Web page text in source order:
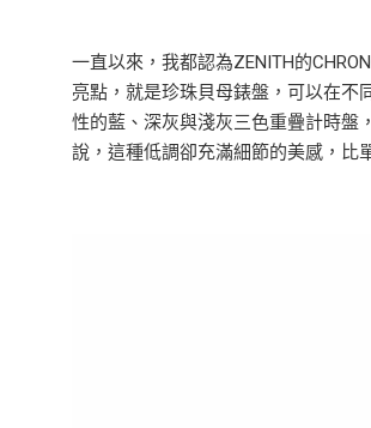
一直以來，我都認為ZENITH的
亮點，就是珍珠貝母錶盤，可以在不
性的藍、深灰與淺灰三色重疊計時盤
說，這種低調卻充滿細節的美感，比